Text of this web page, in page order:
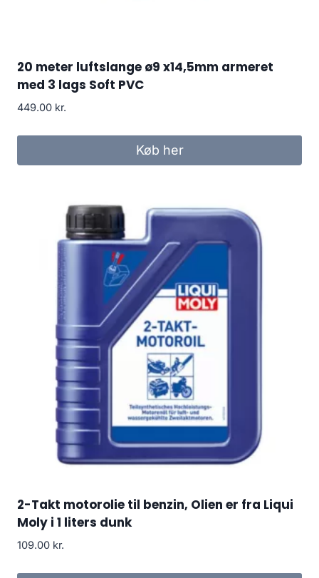
20 meter luftslange ø9 x14,5mm armeret
med 3 lags Soft PVC
449.00 kr.
Køb her
2-Takt motorolie til benzin, Olien er fra Liqui
Moly i 1 liters dunk
109.00 kr.